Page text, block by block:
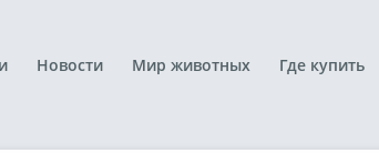
Новости Мир животных Где купить